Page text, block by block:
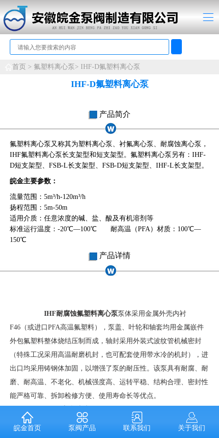
皖金首页 泵阀产品 联系我们 关于我们
首页 > 氟塑料离心泵> IHF-D氟塑料离心泵
IHF-D氟塑料离心泵
产品简介
氟塑料离心泵又称其为塑料离心泵、衬氟离心泵、耐腐蚀离心泵，
IHF氟塑料离心泵长支架型和短支架型。氟塑料离心泵另有：IHF-
D短支架型、FSB-L长支架型、FSB-D短支架型、IHF-L长支架型。
皖金主要参数：
流量范围：5m³/h-120m³/h
扬程范围：5m-50m
适用介质：任意浓度的碱、盐、酸及有机溶剂等
标准运行温度：-20℃—100℃ 耐高温（PFA）材质：100℃—
150℃
产品详情
IHF耐腐蚀氟塑料离心泵泵体采用金属外壳内衬
F46（或进口PFA高温氟塑料），泵盖、叶轮和轴套均用金属嵌件
外包氟塑料整体烧结压制而成，轴封采用外装式波纹管机械密封
（特殊工况采用高温耐磨机封，也可配套使用带水冷的机封），进
出口均采用铸钢体加固，以增强了泵的耐压性。该泵具有耐腐、耐
磨、耐高温、不老化、机械强度高、运转平稳、结构合理、密封性
能严格可靠、拆卸检修方便、使用寿命长等优点。
料，泵的承重部分为金属材料。配置有WB2外装波纹管式和IHF-N